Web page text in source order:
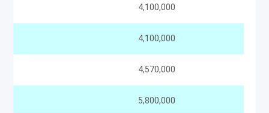
4,100,000
4,100,000
4,570,000
5,800,000